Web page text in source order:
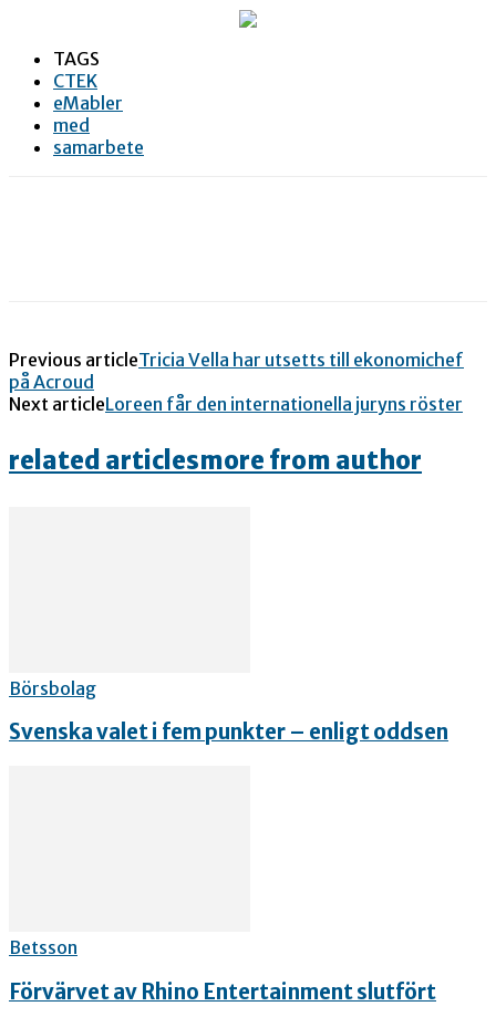
TAGS
CTEK
eMabler
med
samarbete
Previous articleTricia Vella har utsetts till ekonomichef
på Acroud
Next articleLoreen får den internationella juryns röster
related articlesmore from author
Börsbolag
Svenska valet i fem punkter – enligt oddsen
Betsson
Förvärvet av Rhino Entertainment slutfört